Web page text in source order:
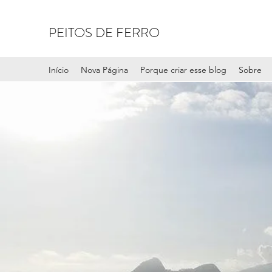
PEITOS DE FERRO
Início Nova Página Porque criar esse blog Sobre